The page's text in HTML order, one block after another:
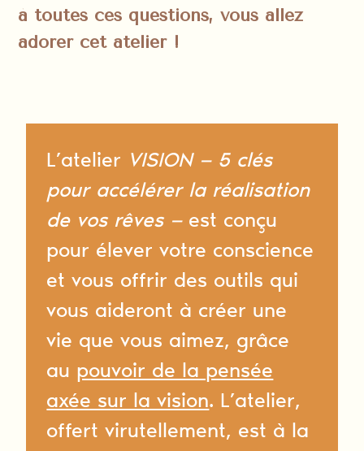
à toutes ces questions, vous allez
adorer cet atelier !
L’atelier VISION — 5 clés
pour accélérer la réalisation
de vos rêves — est conçu
pour élever votre conscience
et vous offrir des outils qui
vous aideront à créer une
vie que vous aimez, grâce
au pouvoir de la pensée
axée sur la vision. L’atelier,
offert virutellement, est à la